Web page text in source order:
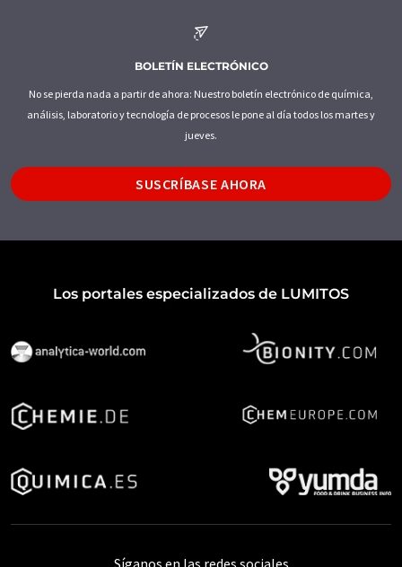
BOLETÍN ELECTRÓNICO
No se pierda nada a partir de ahora: Nuestro boletín electrónico de química,
análisis, laboratorio y tecnología de procesos le pone al día todos los martes y
jueves.
SUSCRÍBASE AHORA
Los portales especializados de LUMITOS
Síganos en las redes sociales